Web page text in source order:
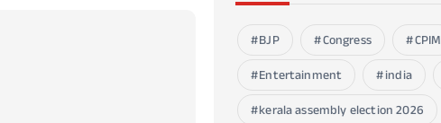
BJP Congress CPIM
Entertainment
india
kerala assembly election 2026